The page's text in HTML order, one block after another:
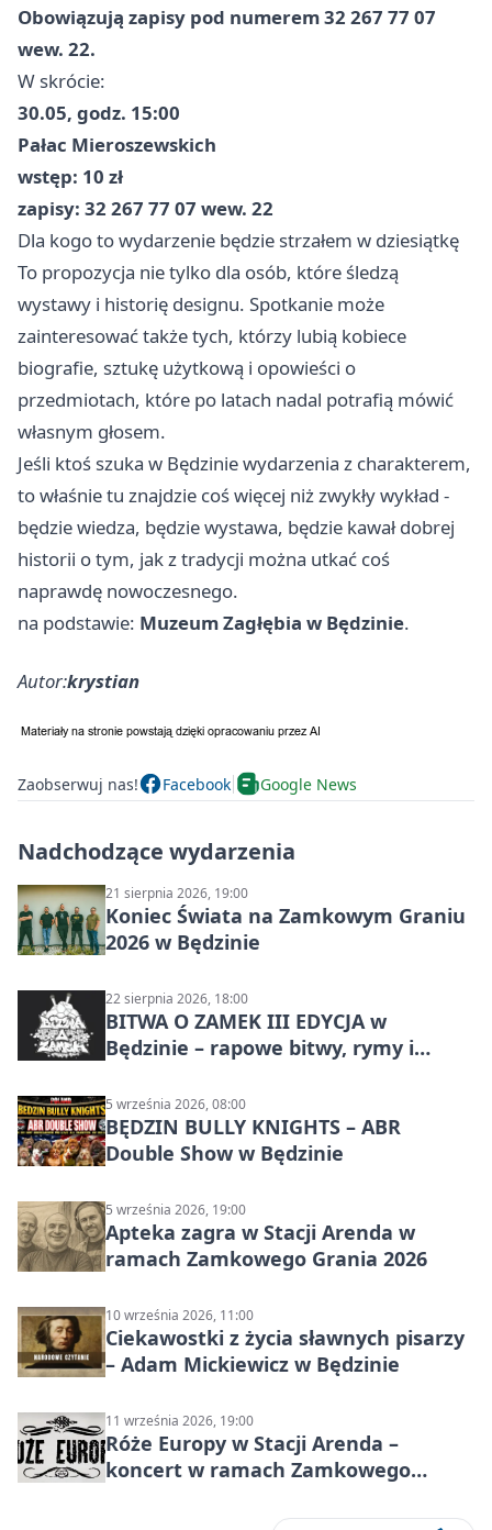
Obowiązują zapisy pod numerem 32 267 77 07
wew. 22.
W skrócie:
30.05, godz. 15:00
Pałac Mieroszewskich
wstęp: 10 zł
zapisy: 32 267 77 07 wew. 22
Dla kogo to wydarzenie będzie strzałem w dziesiątkę
To propozycja nie tylko dla osób, które śledzą
wystawy i historię designu. Spotkanie może
zainteresować także tych, którzy lubią kobiece
biografie, sztukę użytkową i opowieści o
przedmiotach, które po latach nadal potrafią mówić
własnym głosem.
Jeśli ktoś szuka w Będzinie wydarzenia z charakterem,
to właśnie tu znajdzie coś więcej niż zwykły wykład -
będzie wiedza, będzie wystawa, będzie kawał dobrej
historii o tym, jak z tradycji można utkać coś
naprawdę nowoczesnego.
na podstawie: Muzeum Zagłębia w Będzinie.
Autor:krystian
Zaobserwuj nas! Facebook Google News
Nadchodzące wydarzenia
21 sierpnia 2026, 19:00
Koniec Świata na Zamkowym Graniu
2026 w Będzinie
22 sierpnia 2026, 18:00
BITWA O ZAMEK III EDYCJA w
Będzinie – rapowe bitwy, rymy i
5 września 2026, 08:00
BĘDZIN BULLY KNIGHTS – ABR
Double Show w Będzinie
5 września 2026, 19:00
Apteka zagra w Stacji Arenda w
ramach Zamkowego Grania 2026
10 września 2026, 11:00
Ciekawostki z życia sławnych pisarzy
– Adam Mickiewicz w Będzinie
11 września 2026, 19:00
Róże Europy w Stacji Arenda –
koncert w ramach Zamkowego